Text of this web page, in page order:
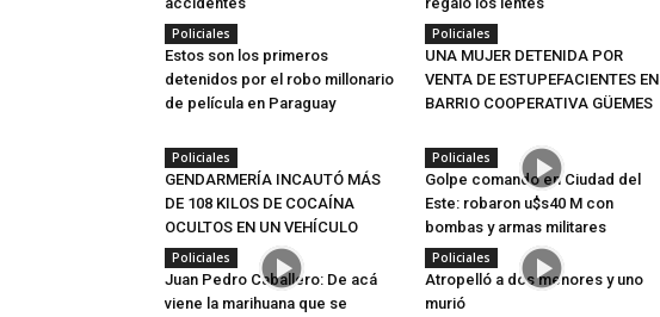
Policiales
Estos son los primeros
detenidos por el robo millonario
de película en Paraguay
Policiales
UNA MUJER DETENIDA POR
VENTA DE ESTUPEFACIENTES EN
BARRIO COOPERATIVA GÜEMES
Policiales
GENDARMERÍA INCAUTÓ MÁS
DE 108 KILOS DE COCAÍNA
OCULTOS EN UN VEHÍCULO
Policiales
Golpe comando en Ciudad del
Este: robaron u$s40 M con
bombas y armas militares
Policiales
Juan Pedro Caballero: De acá
viene la marihuana que se
Policiales
Atropelló a dos menores y uno
murió